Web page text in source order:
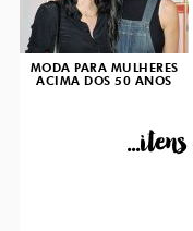
MODA PARA MULHERES
ACIMA DOS 50 ANOS
...itens